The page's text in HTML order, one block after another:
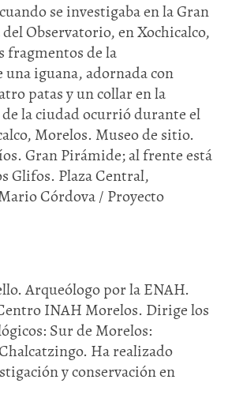
se investigaba en la Gran
Observatorio, en Xochicalco,
fragmentos de la
iguana, adornada con
patas y un collar en la
la ciudad ocurrió durante el
Morelos. Museo de sitio.
Gran Pirámide; al frente está
Glifos. Plaza Central,
Córdova / Proyecto
Arqueólogo por la ENAH.
INAH Morelos. Dirige los
Sur de Morelos:
Ha realizado
y conservación en